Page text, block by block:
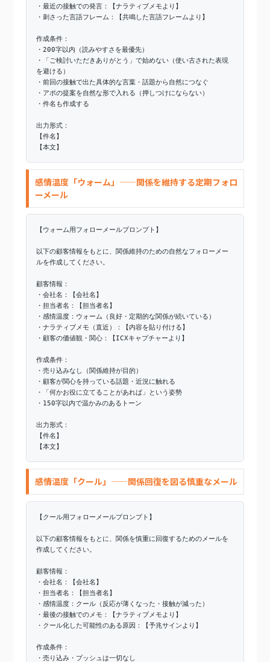
・最近の接触での発言：【ナラティブメモより】
・刺さった言語フレーム：【共鳴した言語フレームより】
作成条件：
・200字以内（読みやすさを最優先）
・「ご検討いただきありがとう」で始めない（使い古された表現
を避ける）
・前回の接触で出た具体的な言葉・話題から自然につなぐ
・アポの提案を自然な形で入れる（押しつけにならない）
・件名も作成する
出力形式：
【件名】
【本文】
感情温度「ウォーム」——関係を維持する定期フォロ
ーメール
【ウォーム用フォローメールプロンプト】
以下の顧客情報をもとに、関係維持のための自然なフォローメー
ルを作成してください。
顧客情報：
・会社名：【会社名】
・担当者名：【担当者名】
・感情温度：ウォーム（良好・定期的な関係が続いている）
・ナラティブメモ（直近）：【内容を貼り付ける】
・顧客の価値観・関心：【ICXキャプチャーより】
作成条件：
・売り込みなし（関係維持が目的）
・顧客が関心を持っている話題・近況に触れる
・「何かお役に立てることがあれば」という姿勢
・150字以内で温かみのあるトーン
出力形式：
【件名】
【本文】
感情温度「クール」——関係回復を図る慎重なメール
【クール用フォローメールプロンプト】
以下の顧客情報をもとに、関係を慎重に回復するためのメールを
作成してください。
顧客情報：
・会社名：【会社名】
・担当者名：【担当者名】
・感情温度：クール（反応が薄くなった・接触が減った）
・最後の接触でのメモ：【ナラティブメモより】
・クール化した可能性のある原因：【予兆サインより】
作成条件：
・売り込み・プッシュは一切なし